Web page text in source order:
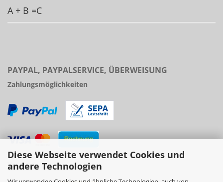
Diese Webseite verwendet Cookies und
andere Technologien
A + B =C
PAYPAL, PAYPALSERVICE, ÜBERWEISUNG
Zahlungsmöglichkeiten
Versand